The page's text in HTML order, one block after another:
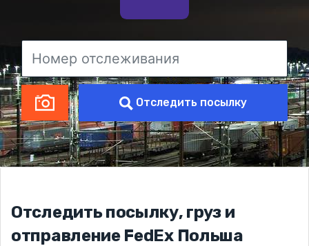
Отследить посылку
Отследить посылку, груз и
отправление FedEx Польша